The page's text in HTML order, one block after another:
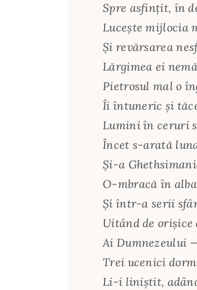
Spre asfințit, în
Lucește mijlocia
Și revărsarea
Lărgimea ei
Pietrosul mal o
Îi întuneric și
Lumini în ceruri
Încet s-arată
Și-a
O-mbracă în
Și într-a serii
Uitând de orișice
Ai Dumnezeului
Trei ucenici
Li-i liniștit,